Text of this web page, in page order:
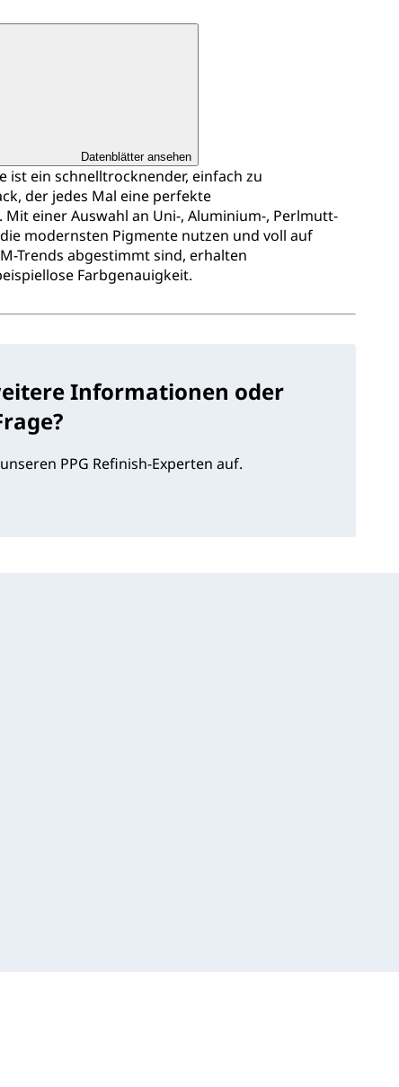
Datenblätter ansehen
ist ein schnelltrocknender, einfach zu
der jedes Mal eine perfekte
einer Auswahl an Uni-, Aluminium-, Perlmutt-
modernsten Pigmente nutzen und voll auf
Trends abgestimmt sind, erhalten
Farbgenauigkeit.
Informationen oder
PPG Refinish-Experten auf.